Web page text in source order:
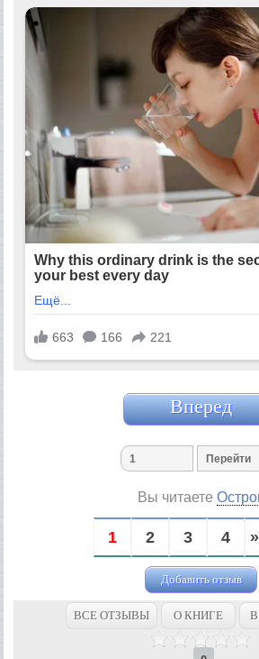
Вперед
Вы читаете
1 2 3 4
Добавить отзыв
ВСЕ ОТЗЫВЫ О КНИГЕ